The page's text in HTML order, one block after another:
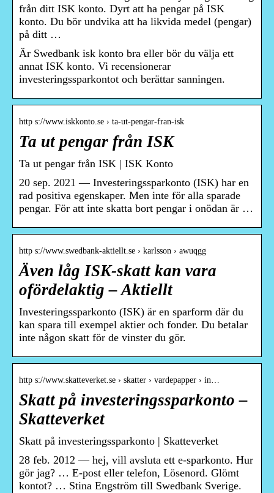
från ditt ISK konto. Dyrt att ha pengar på ISK
konto. Du bör undvika att ha likvida medel (pengar)
på ditt …
Är Swedbank isk konto bra eller bör du välja ett
annat ISK konto. Vi recensionerar
investeringssparkontot och berättar sanningen.
http s://www.iskkonto.se › ta-ut-pengar-fran-isk
Ta ut pengar från ISK
Ta ut pengar från ISK | ISK Konto
20 sep. 2021 — Investeringssparkonto (ISK) har en
rad positiva egenskaper. Men inte för alla sparade
pengar. För att inte skatta bort pengar i onödan är …
http s://www.swedbank-aktiellt.se › karlsson › awuqgg
Även låg ISK-skatt kan vara
ofördelaktig – Aktiellt
Investeringssparkonto (ISK) är en sparform där du
kan spara till exempel aktier och fonder. Du betalar
inte någon skatt för de vinster du gör.
http s://www.skatteverket.se › skatter › vardepapper › in…
Skatt på investeringssparkonto –
Skatteverket
Skatt på investeringssparkonto | Skatteverket
28 feb. 2012 — hej, vill avsluta ett e-sparkonto. Hur
gör jag? … E-post eller telefon, Lösenord. Glömt
kontot? … ‎Stina Engström‎ till Swedbank Sverige.